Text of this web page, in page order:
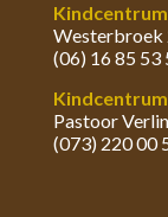
Westerbroek
(06) 16 85 53
Pastoor
(073) 220 00